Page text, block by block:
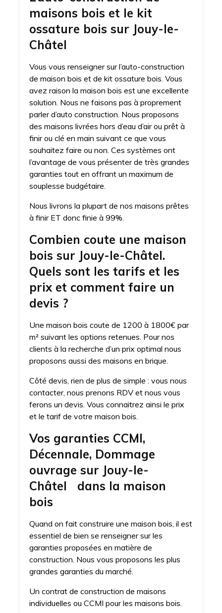
maisons bois et le kit
ossature bois sur Jouy-le-
Châtel
Vous vous renseigner sur l’auto-construction
de maison bois et de kit ossature bois. Vous
avez raison la maison bois est une excellente
solution. Nous ne faisons pas à proprement
parler d’auto construction. Nous proposons
des maisons livrées hors d’eau d’air ou prêt à
finir ou clé en main suivant ce que vous
souhaitez faire ou non. Ces systèmes ont
l’avantage de vous présenter de très grandes
garanties tout en offrant un maximum de
souplesse budgétaire.
Nous livrons la plupart de nos maisons prêtes
à finir ET donc finie à 99%.
Combien coute une maison
bois sur Jouy-le-Châtel.
Quels sont les tarifs et les
prix et comment faire un
devis ?
Une maison bois coute de 1200 à 1800€ par
m² suivant les options retenues. Pour nos
clients à la recherche d’un prix optimal nous
proposons aussi des maisons en brique.
Côté devis, rien de plus de simple : vous nous
contacter, nous prenons RDV et nous vous
ferons un devis. Vous connaitrez ainsi le prix
et le tarif de votre maison bois.
Vos garanties CCMI,
Décennale, Dommage
ouvrage sur Jouy-le-
Châtel dans la maison
bois
Quand on fait construire une maison bois, il est
essentiel de bien se renseigner sur les
garanties proposées en matière de
construction. Nous vous proposons les plus
grandes garanties du marché.
Un contrat de construction de maisons
individuelles ou CCMI pour les maisons bois.